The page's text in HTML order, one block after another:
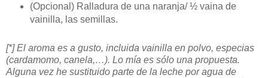
(Opcional) Ralladura de una naranja/ ½ vaina de
vainilla, las semillas.
[*] El aroma es a gusto, incluida vainilla en polvo, especias
(cardamomo, canela,…). Lo mía es sólo una propuesta.
Alguna vez he sustituido parte de la leche por agua de